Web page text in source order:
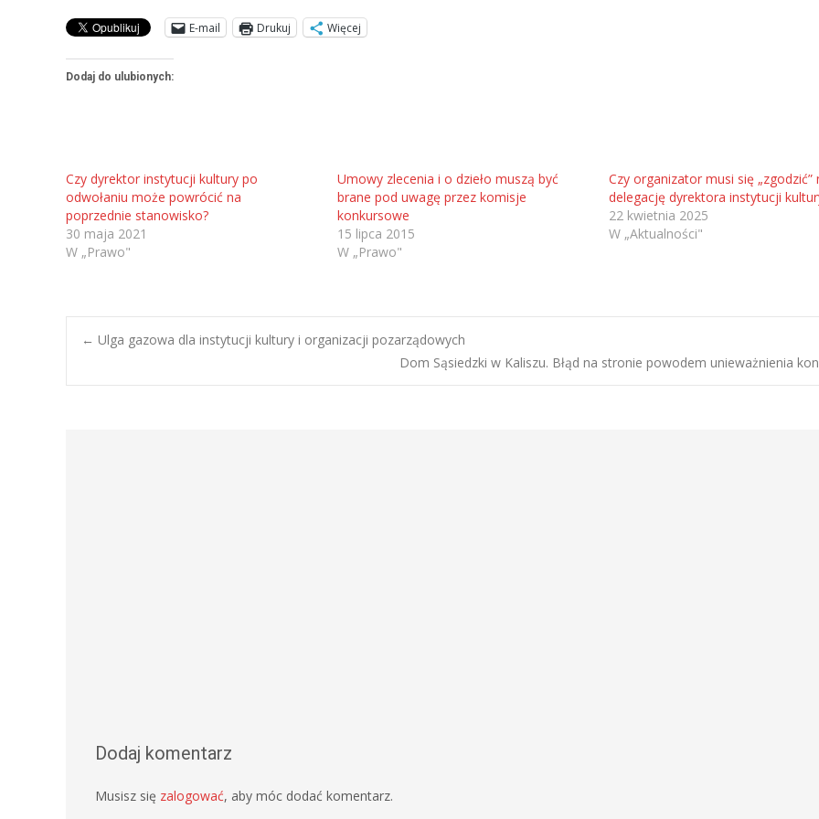
E-mail Drukuj Więcej
Dodaj do ulubionych:
Czy dyrektor instytucji kultury po
odwołaniu może powrócić na
poprzednie stanowisko?
30 maja 2021
W „Prawo"
Umowy zlecenia i o dzieło muszą być
brane pod uwagę przez komisje
konkursowe
15 lipca 2015
W „Prawo"
Czy organizator musi się „zgodzić”
delegację dyrektora instytucji
22 kwietnia 2025
W „Aktualności"
Post
← Ulga gazowa dla instytucji kultury i organizacji pozarządowych
Dom Sąsiedzki w Kaliszu. Błąd na stronie powodem unieważnienia
Dodaj komentarz
Musisz się zalogować, aby móc dodać komentarz.